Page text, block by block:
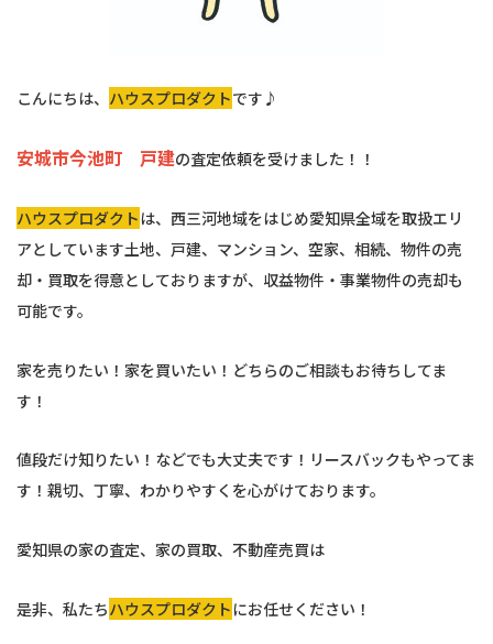
こんにちは、 ハウスプロダクトです♪
安城市今池町 戸建の査定依頼を受けました！！
ハウスプロダクトは、西三河地域をはじめ愛知県全域を取扱エリ
アとしています土地、戸建、マンション、空家、相続、物件の売
却・買取を得意としておりますが、収益物件・事業物件の売却も
可能です。
家を売りたい！家を買いたい！どちらのご相談もお待ちしてま
す！
値段だけ知りたい！などでも大丈夫です！リースバックもやってま
す！親切、丁寧、わかりやすくを心がけております。
愛知県の家の査定、家の買取、不動産売買は
是非、私たちハウスプロダクトにお任せください！